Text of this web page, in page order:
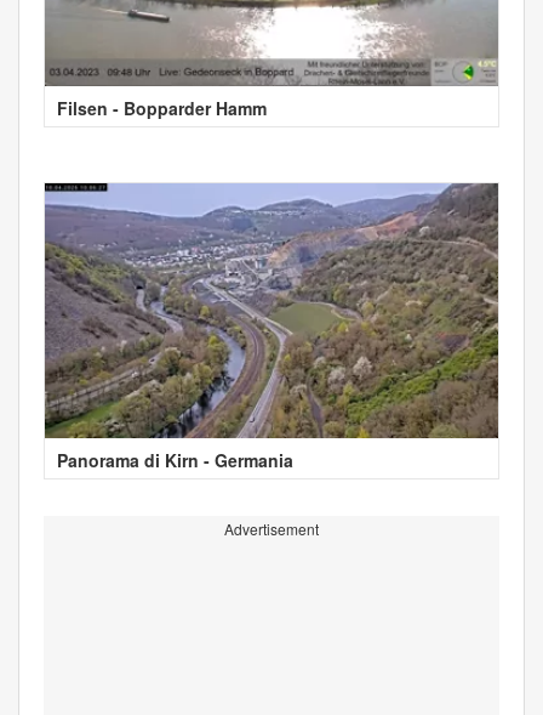
Filsen - Bopparder Hamm
Panorama di Kirn - Germania
Advertisement